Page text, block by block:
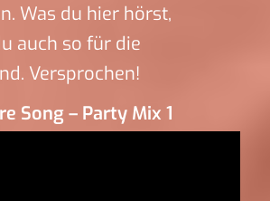
Was du hier hörst,
auch so für die
Versprochen!
Song – Party Mix 1